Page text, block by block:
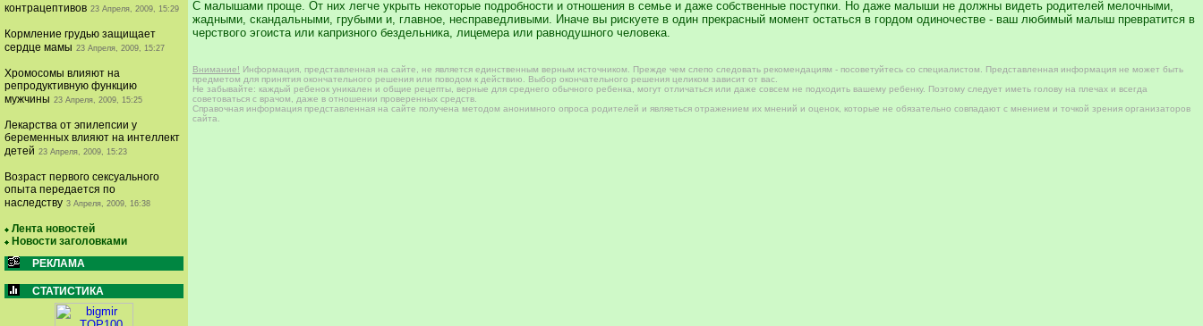
контрацептивов 23 Апреля, 2009, 15:29
Кормление грудью защищает
сердце мамы 23 Апреля, 2009, 15:27
Хромосомы влияют на
репродуктивную функцию
мужчины 23 Апреля, 2009, 15:25
Лекарства от эпилепсии у
беременных влияют на интеллект
детей 23 Апреля, 2009, 15:23
Возраст первого сексуального
опыта передается по
наследству 3 Апреля, 2009, 16:38
Лента новостей
Новости заголовками
РЕКЛАМА
СТАТИСТИКА
С малышами проще. От них легче укрыть некоторые подробности и отношения в семье и даже собственные поступки. Но даже малыши не должны видеть родителей мелочными,
жадными, скандальными, грубыми и, главное, несправедливыми. Иначе вы рискуете в один прекрасный момент остаться в гордом одиночестве - ваш любимый малыш превратится в
черствого эгоиста или капризного бездельника, лицемера или равнодушного человека.
Внимание! Информация, представленная на сайте, не является единственным верным источником. Прежде чем слепо следовать рекомендациям - посоветуйтесь со специалистом. Представленная информация не может быть
предметом для принятия окончательного решения или поводом к действию. Выбор окончательного решения целиком зависит от вас.
Не забывайте: каждый ребенок уникален и общие рецепты, верные для среднего обычного ребенка, могут отличаться или даже совсем не подходить вашему ребенку. Поэтому следует иметь голову на плечах и всегда
советоваться с врачом, даже в отношении проверенных средств.
Справочная информация представленная на сайте получена методом анонимного опроса родителей и являеться отражением их мнений и оценок, которые не обязательно совпадают с мнением и точкой зрения организаторов
сайта.